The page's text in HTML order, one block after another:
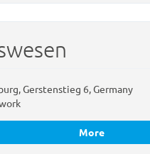
Gerstenstieg 6, Germany
More